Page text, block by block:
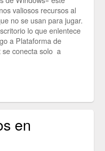
valiosos recursos al
no se usan para jugar.
lo que enlentece
a Plataforma de
se conecta solo a
en